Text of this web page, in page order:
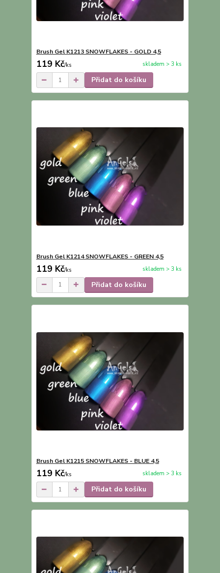
Brush Gel K1213 SNOWFLAKES - GOLD 4,5
119 Kč/ks skladem > 3 ks
Přidat do košíku
Brush Gel K1214 SNOWFLAKES - GREEN 4,5
119 Kč/ks skladem > 3 ks
Přidat do košíku
Brush Gel K1215 SNOWFLAKES - BLUE 4,5
119 Kč/ks skladem > 3 ks
Přidat do košíku